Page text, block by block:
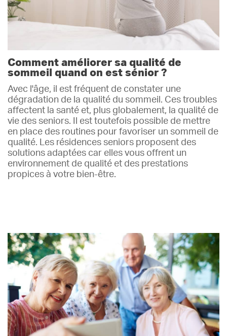
Comment améliorer sa qualité de
sommeil quand on est sénior ?
Avec l'âge, il est fréquent de constater une
dégradation de la qualité du sommeil. Ces troubles
affectent la santé et, plus globalement, la qualité de
vie des seniors. Il est toutefois possible de mettre
en place des routines pour favoriser un sommeil de
qualité. Les résidences seniors proposent des
solutions adaptées car elles vous offrent un
environnement de qualité et des prestations
propices à votre bien-être.